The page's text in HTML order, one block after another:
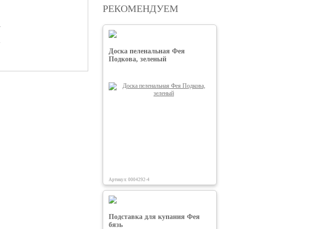
РЕКОМЕНДУЕМ
Доска пеленальная Фея
Подкова, зеленый
Артикул: 0004292-4
Подставка для купания Фея
бязь